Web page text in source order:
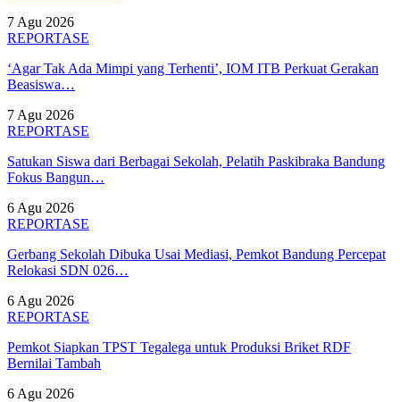
7 Agu 2026
REPORTASE
‘Agar Tak Ada Mimpi yang Terhenti’, IOM ITB Perkuat Gerakan
Beasiswa…
7 Agu 2026
REPORTASE
Satukan Siswa dari Berbagai Sekolah, Pelatih Paskibraka Bandung
Fokus Bangun…
6 Agu 2026
REPORTASE
Gerbang Sekolah Dibuka Usai Mediasi, Pemkot Bandung Percepat
Relokasi SDN 026…
6 Agu 2026
REPORTASE
Pemkot Siapkan TPST Tegalega untuk Produksi Briket RDF
Bernilai Tambah
6 Agu 2026